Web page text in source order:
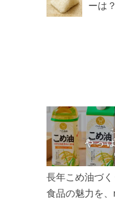
ーは？
長年こめ油づ
食品の魅力を